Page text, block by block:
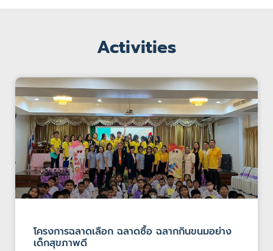
Activities
โครงการฉลาดเลือก ฉลาดซื้อ ฉลากกินขนมอย่าง
เด็กสุขภาพดี